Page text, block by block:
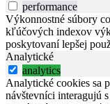
performance
Výkonnostné súbory
kľúčových indexov
poskytovaní lepšej
Analytické
analytics
Analytické cookies sa
návštevníci interagujú